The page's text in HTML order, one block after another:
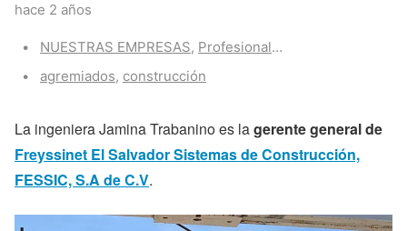
hace 2 años
Categories:
NUESTRAS EMPRESAS, Profesionales trabajando
Tags:
agremiados, construcción
La ingeniera Jamina Trabanino es lagerente general de
Freyssinet El Salvador Sistemas de Construcción,
FESSIC, S.A de C.V.